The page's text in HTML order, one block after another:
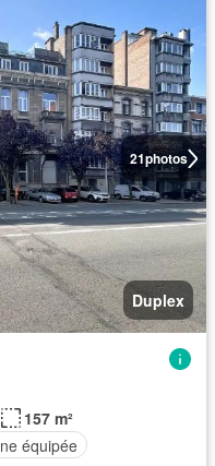
21photos
Duplex
157 m²
équipée